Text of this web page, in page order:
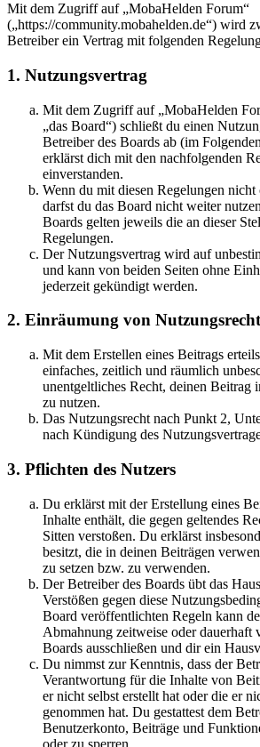
Mit dem Zugriff auf „MobaHelden Forum“
(„https://community.mobahelden.de“) wird
Betreiber ein Vertrag mit folgenden
1. Nutzungsvertrag
Mit dem Zugriff auf „MobaHelden
„das Board“) schließt du einen
Betreiber des Boards ab (im
erklärst dich mit den nachfolgenden
einverstanden.
Wenn du mit diesen Regelungen nicht
darfst du das Board nicht weiter
Boards gelten jeweils die an dieser
Regelungen.
Der Nutzungsvertrag wird auf
und kann von beiden Seiten ohne
jederzeit gekündigt werden.
2. Einräumung von
Mit dem Erstellen eines Beitrags
einfaches, zeitlich und räumlich
unentgeltliches Recht, deinen Beitrag
zu nutzen.
Das Nutzungsrecht nach Punkt 2,
nach Kündigung des
3. Pflichten des Nutzers
Du erklärst mit der Erstellung eines
Inhalte enthält, die gegen geltendes
Sitten verstoßen. Du erklärst
besitzt, die in deinen Beiträgen
zu setzen bzw. zu verwenden.
Der Betreiber des Boards übt das
Verstößen gegen diese
Board veröffentlichten Regeln kann
Abmahnung zeitweise oder dauerhaft
Boards ausschließen und dir ein
Du nimmst zur Kenntnis, dass der
Verantwortung für die Inhalte von
er nicht selbst erstellt hat oder die er
genommen hat. Du gestattest dem
Benutzerkonto, Beiträge und
oder zu sperren.